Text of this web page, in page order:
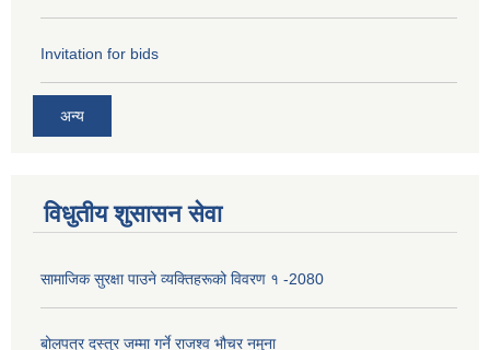
Invitation for bids
अन्य
विधुतीय शुसासन सेवा
सामाजिक सुरक्षा पाउने व्यक्तिहरूको विवरण १ -2080
बोलपत्र दस्तुर जम्मा गर्ने राजश्व भौचर नमुना